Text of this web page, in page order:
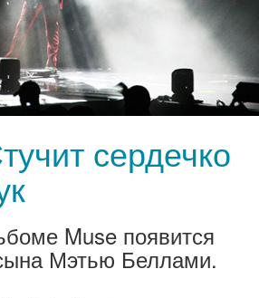
сердечко
Muse появится
Мэтью Беллами.